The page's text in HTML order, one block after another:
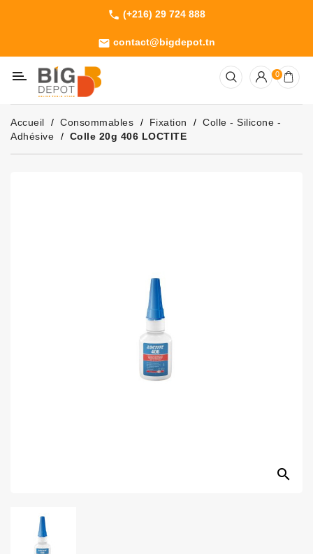
phone (+216) 29 724 888
email contact@bigdepot.tn
Machines
Outillage
Jardinage
Consommables
0
Accueil Consommables Fixation
Colle - Silicone -
Adhésive
Colle 20g 406 LOCTITE
search